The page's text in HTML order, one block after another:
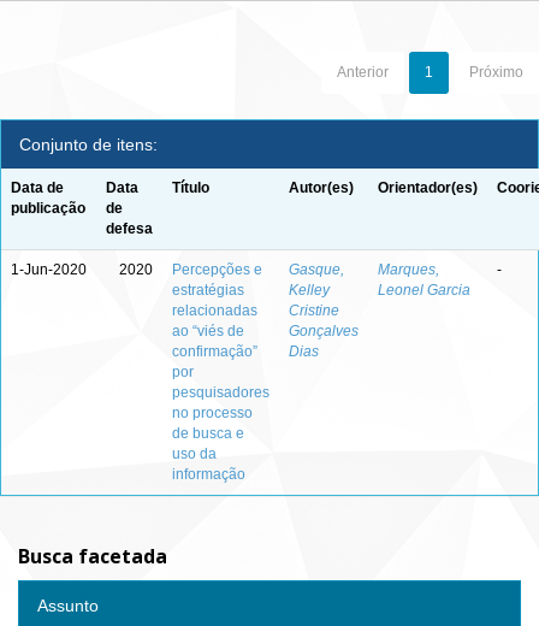
Anterior 1 Próximo
Conjunto de itens:
Data de
publicação
Data
de
defesa
Título Autor(es) Orientador(es)
1-Jun-2020 2020
Percepções e
estratégias
relacionadas
ao “viés de
confirmação”
por
pesquisadores
no processo
de busca e
uso da
informação
Gasque,
Kelley
Cristine
Gonçalves
Dias
Marques,
Leonel Garcia
-
Busca facetada
Assunto